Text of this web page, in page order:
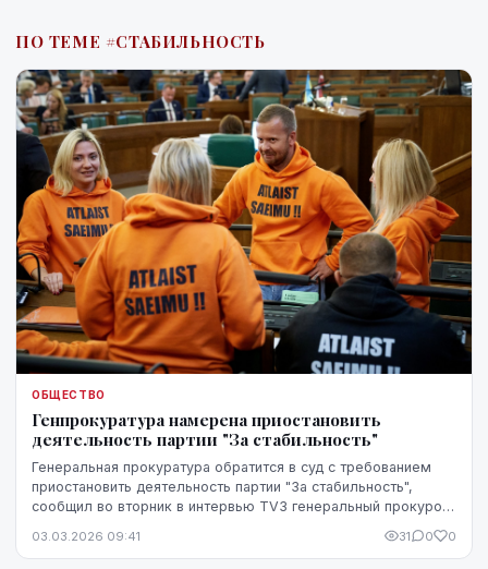
ПО ТЕМЕ #СТАБИЛЬНОСТЬ
ОБЩЕСТВО
Генпрокуратура намерена приостановить
деятельность партии "За стабильность"
Генеральная прокуратура обратится в суд с требованием
приостановить деятельность партии "За стабильность",
сообщил во вторник в интервью TV3 генеральный прокурор
03.03.2026 09:41 31 0 0